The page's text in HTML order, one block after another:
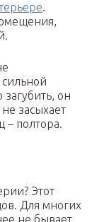
.
сильной
он
засыхает
– полтора.
Этот
Для многих
не бывает.